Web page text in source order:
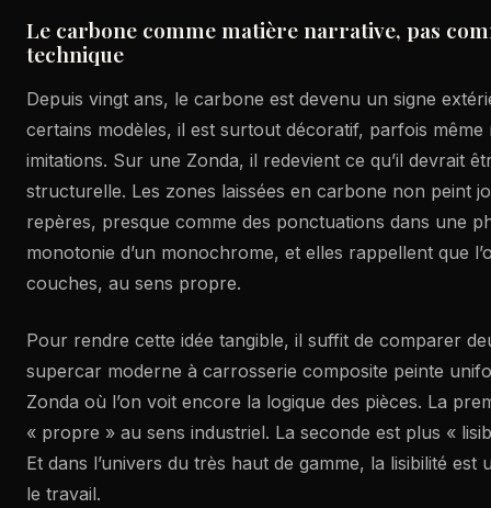
Le carbone comme matière narrative, pas
technique
Depuis vingt ans, le carbone est devenu un signe
certains modèles, il est surtout décoratif, parfois même
imitations. Sur une Zonda, il redevient ce qu’il devrait
structurelle. Les zones laissées en carbone non peint
repères, presque comme des ponctuations dans une
monotonie d’un monochrome, et elles rappellent que
couches, au sens propre.
Pour rendre cette idée tangible, il suffit de comparer
supercar moderne à carrosserie composite peinte
Zonda où l’on voit encore la logique des pièces. La
« propre » au sens industriel. La seconde est plus «
Et dans l’univers du très haut de gamme, la lisibilité
le travail.